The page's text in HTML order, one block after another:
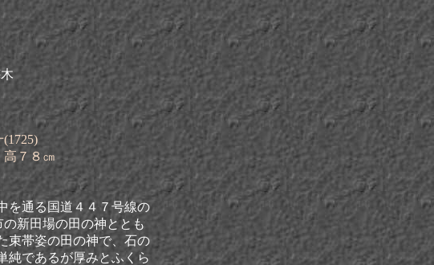
７８㎝
を通る国道４４７号線の
新田場の田の神ととも
束帯姿の田の神で、石の
純であるが厚みとふくら